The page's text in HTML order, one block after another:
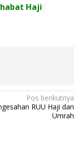
Haji
Pos berikutnya
RUU Haji dan
Umrah